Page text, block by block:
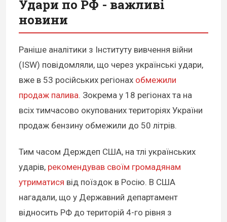
Удари по РФ - важливі
новини
Раніше аналітики з Інституту вивчення війни
(ISW) повідомляли, що через українські удари,
вже в 53 російських регіонах обмежили
продаж палива. Зокрема у 18 регіонах та на
всіх тимчасово окупованих територіях України
продаж бензину обмежили до 50 літрів.
Тим часом Держдеп США, на тлі українських
ударів, рекомендував своїм громадянам
утриматися від поїздок в Росію. В США
нагадали, що у Державний департамент
відносить РФ до територій 4-го рівня з